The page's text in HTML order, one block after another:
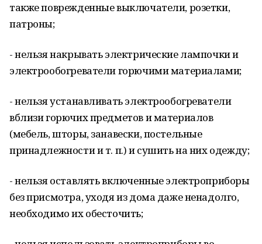
также поврежденные выключатели, розетки,
патроны;
- нельзя накрывать электрические лампочки и
электрообогреватели горючими материалами;
- нельзя устанавливать электрообогреватели
вблизи горючих предметов и материалов
(мебель, шторы, занавески, постельные
принадлежности и т. п.) и сушить на них одежду;
- нельзя оставлять включенные электроприборы
без присмотра, уходя из дома даже ненадолго,
необходимо их обесточить;